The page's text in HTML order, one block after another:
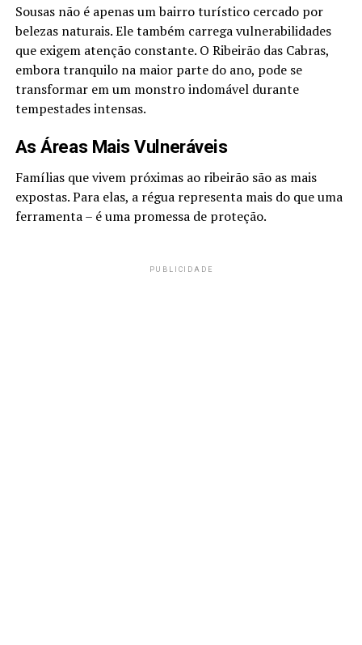
Sousas não é apenas um bairro turístico cercado por
belezas naturais. Ele também carrega vulnerabilidades
que exigem atenção constante. O Ribeirão das Cabras,
embora tranquilo na maior parte do ano, pode se
transformar em um monstro indomável durante
tempestades intensas.
As Áreas Mais Vulneráveis
Famílias que vivem próximas ao ribeirão são as mais
expostas. Para elas, a régua representa mais do que uma
ferramenta – é uma promessa de proteção.
PUBLICIDADE